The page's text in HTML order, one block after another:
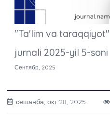
"Ta'lim va
jurnali 2025-yil 5-soni
Сентябр, 2025
сешанба, окт 28, 2025